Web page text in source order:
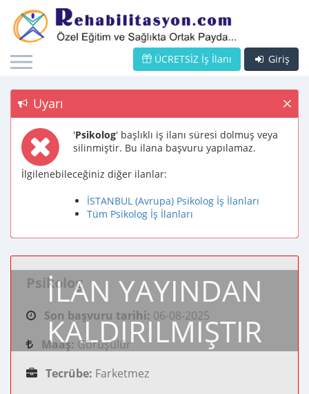
Giriş
ÜCRETSİZ İş İlanı
Uyarı
'Psikolog' başlıklı iş ilanı süresi dolmuş veya
silinmiştir. Bu ilana başvuru yapılamaz.
İlgilenebileceğiniz diğer ilanlar:
İSTANBUL (Avrupa) Psikolog İş İlanları
Tüm Psikolog İş İlanları
İLAN YAYINDAN
KALDIRILMIŞTIR
Psikolog
Son başvuru tarihi: 06-08-2025
Maaş: Görüşülür
Tecrübe: Farketmez